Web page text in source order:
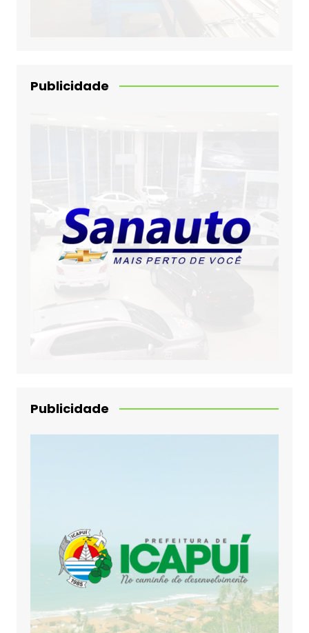
Publicidade
Publicidade